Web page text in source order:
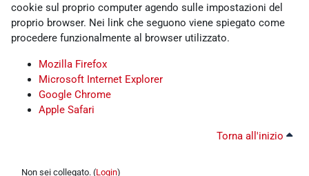
cookie sul proprio computer agendo sulle impostazioni del
proprio browser. Nei link che seguono viene spiegato come
procedere funzionalmente al browser utilizzato.
Mozilla Firefox
Microsoft Internet Explorer
Google Chrome
Apple Safari
Torna all'inizio
Non sei collegato. (Login)